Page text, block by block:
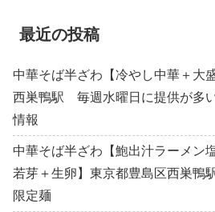
最近の投稿
中華そば半ざわ【冷やし中華＋大
西巣鴨駅 毎週水曜日に提供が多
情報
中華そば半ざわ【鮑出汁ラーメン
若芽＋生卵】東京都豊島区西巣鴨
限定麺